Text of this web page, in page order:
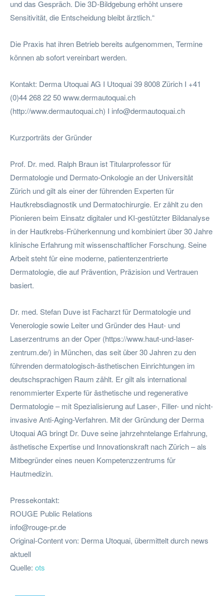
und das Gespräch. Die 3D-Bildgebung erhöht unsere
Sensitivität, die Entscheidung bleibt ärztlich.“
Die Praxis hat ihren Betrieb bereits aufgenommen, Termine
können ab sofort vereinbart werden.
Kontakt: Derma Utoquai AG I Utoquai 39 8008 Zürich I +41
(0)44 268 22 50 www.dermautoquai.ch
(http://www.dermautoquai.ch) I info@dermautoquai.ch
Kurzporträts der Gründer
Prof. Dr. med. Ralph Braun ist Titularprofessor für
Dermatologie und Dermato-Onkologie an der Universität
Zürich und gilt als einer der führenden Experten für
Hautkrebsdiagnostik und Dermatochirurgie. Er zählt zu den
Pionieren beim Einsatz digitaler und KI-gestützter Bildanalyse
in der Hautkrebs-Früherkennung und kombiniert über 30 Jahre
klinische Erfahrung mit wissenschaftlicher Forschung. Seine
Arbeit steht für eine moderne, patientenzentrierte
Dermatologie, die auf Prävention, Präzision und Vertrauen
basiert.
Dr. med. Stefan Duve ist Facharzt für Dermatologie und
Venerologie sowie Leiter und Gründer des Haut- und
Laserzentrums an der Oper (https://www.haut-und-laser-
zentrum.de/) in München, das seit über 30 Jahren zu den
führenden dermatologisch-ästhetischen Einrichtungen im
deutschsprachigen Raum zählt. Er gilt als international
renommierter Experte für ästhetische und regenerative
Dermatologie – mit Spezialisierung auf Laser-, Filler- und nicht-
invasive Anti-Aging-Verfahren. Mit der Gründung der Derma
Utoquai AG bringt Dr. Duve seine jahrzehntelange Erfahrung,
ästhetische Expertise und Innovationskraft nach Zürich – als
Mitbegründer eines neuen Kompetenzzentrums für
Hautmedizin.
Pressekontakt:
ROUGE Public Relations
info@rouge-pr.de
Original-Content von: Derma Utoquai, übermittelt durch news
aktuell
Quelle: ots